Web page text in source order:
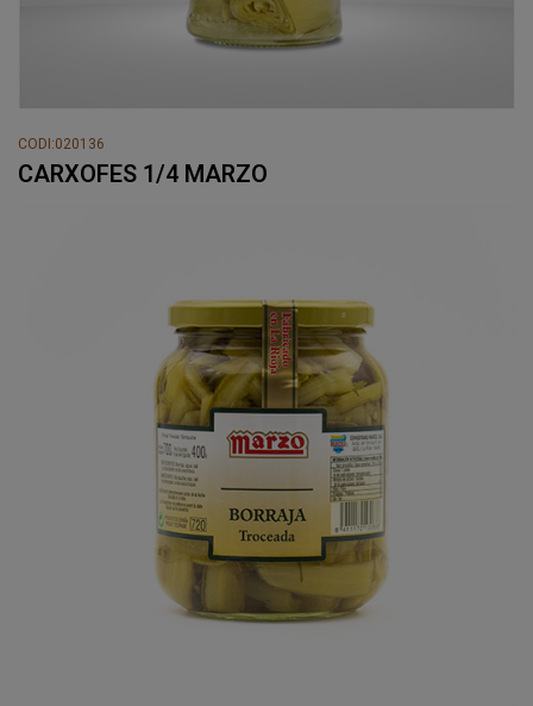
CODI:020136
CARXOFES 1/4 MARZO